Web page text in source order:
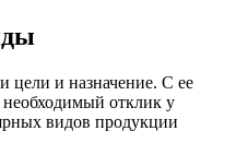
цели и назначение. С ее
отклик у
видов продукции